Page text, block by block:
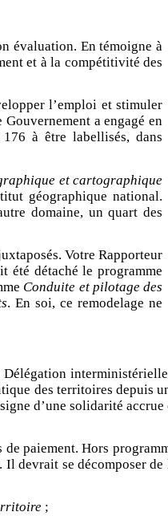
évaluation. En témoigne à
et à la compétitivité des
l’emploi et stimuler
a engagé en
à être labellisés, dans
et cartographique
géographique national.
domaine, un quart des
Votre Rapporteur
été détaché le programme
Conduite et pilotage des
. En soi, ce remodelage ne
Délégation
des territoires depuis
d’une solidarité accrue
paiement. Hors
Il devrait se décomposer de
;